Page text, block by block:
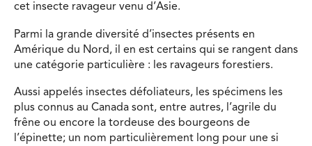
cet insecte ravageur venu d’Asie.
Parmi la grande diversité d’insectes présents en
Amérique du Nord, il en est certains qui se rangent dans
une catégorie particulière : les ravageurs forestiers.
Aussi appelés insectes défoliateurs, les spécimens les
plus connus au Canada sont, entre autres, l’agrile du
frêne ou encore la tordeuse des bourgeons de
l’épinette; un nom particulièrement long pour une si